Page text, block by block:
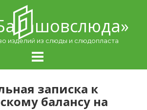
изделий из слюды и слюдопласта
записка к
балансу на